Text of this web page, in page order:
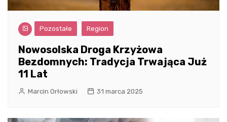
Pozostałe Region
Nowosolska Droga Krzyżowa
Bezdomnych: Tradycja Trwająca Już
11 Lat
Marcin Orłowski 31 marca 2025